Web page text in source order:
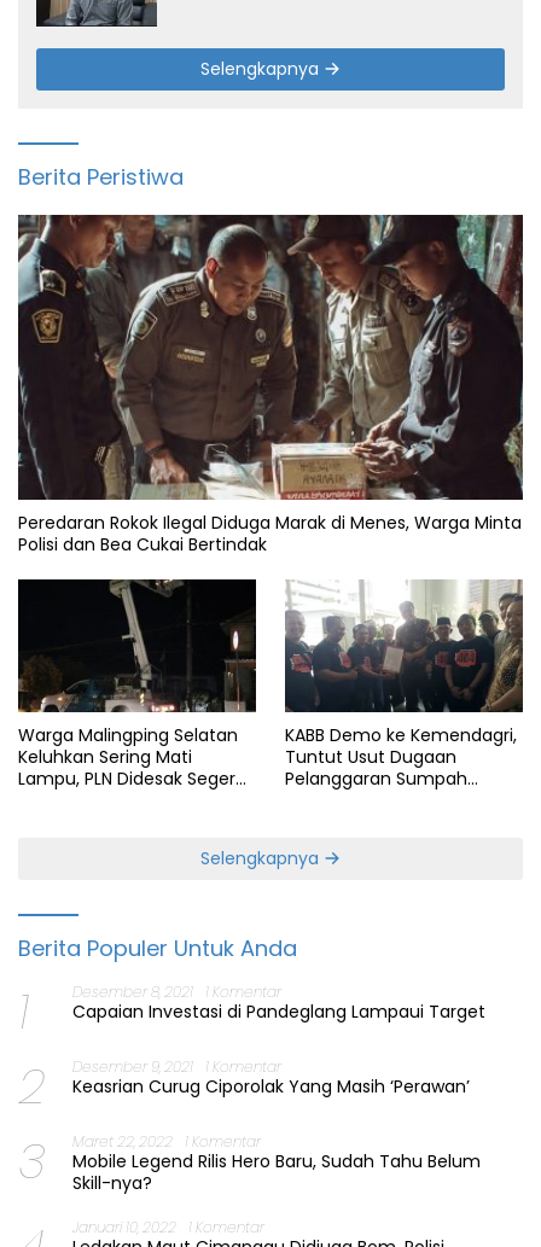
Selengkapnya
Berita Peristiwa
Peredaran Rokok Ilegal Diduga Marak di Menes, Warga Minta
Polisi dan Bea Cukai Bertindak
Warga Malingping Selatan
Keluhkan Sering Mati
Lampu, PLN Didesak Segera
KABB Demo ke Kemendagri,
Tuntut Usut Dugaan
Pelanggaran Sumpah
Selengkapnya
Berita Populer Untuk Anda
1 Desember 8, 2021 1 Komentar
Capaian Investasi di Pandeglang Lampaui Target
2 Desember 9, 2021 1 Komentar
Keasrian Curug Ciporolak Yang Masih ‘Perawan’
3 Maret 22, 2022 1 Komentar
Mobile Legend Rilis Hero Baru, Sudah Tahu Belum
Skill-nya?
Januari 10, 2022 1 Komentar